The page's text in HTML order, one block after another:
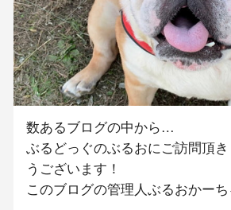
数あるブログの中から…
ぶるどっぐのぶるおにご訪問頂
うございます！
このブログの管理人ぶるおかーち